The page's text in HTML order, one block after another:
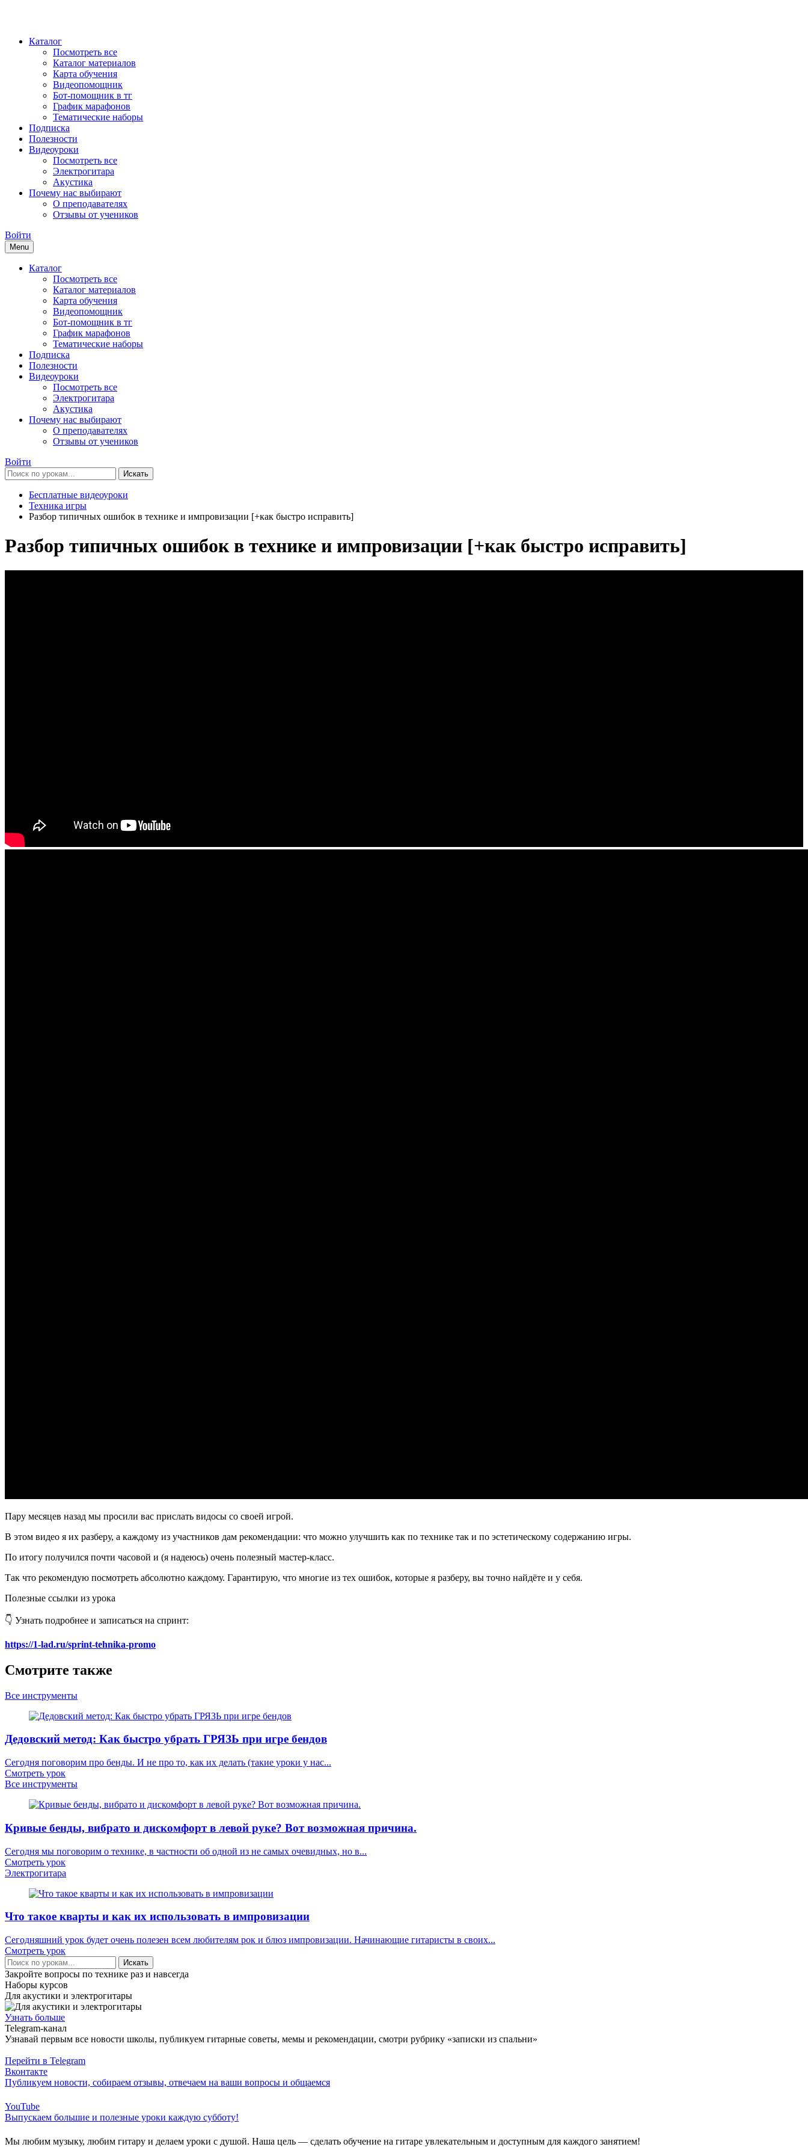
Каталог
Посмотреть все
Каталог материалов
Карта обучения
Видеопомощник
Бот-помощник в тг
График марафонов
Тематические наборы
Подписка
Полезности
Видеоуроки
Посмотреть все
Электрогитара
Акустика
Почему нас выбирают
О преподавателях
Отзывы от учеников
Войти
Menu
Каталог
Посмотреть все
Каталог материалов
Карта обучения
Видеопомощник
Бот-помощник в тг
График марафонов
Тематические наборы
Подписка
Полезности
Видеоуроки
Посмотреть все
Электрогитара
Акустика
Почему нас выбирают
О преподавателях
Отзывы от учеников
Войти
Искать
Бесплатные видеоуроки
Техника игры
Разбор типичных ошибок в технике и импровизации [+как быстро исправить]
Разбор типичных ошибок в технике и импровизации [+как быстро исправить]
Пару месяцев назад мы просили вас прислать видосы со своей игрой.
В этом видео я их разберу, а каждому из участников дам рекомендации: что можно улучшить как по технике так и по эстетическому содержанию игры.
По итогу получился почти часовой и (я надеюсь) очень полезный мастер-класс.
Так что рекомендую посмотреть абсолютно каждому. Гарантирую, что многие из тех ошибок, которые я разберу, вы точно найдёте и у себя.
Полезные ссылки из урока
👇 Узнать подробнее и записаться на спринт:
https://1-lad.ru/sprint-tehnika-promo
Смотрите также
Все инструменты
Дедовский метод: Как быстро убрать ГРЯЗЬ при игре бендов
Сегодня поговорим про бенды. И не про то, как их делать (такие уроки у нас...
Смотреть урок
Все инструменты
Кривые бенды, вибрато и дискомфорт в левой руке? Вот возможная причина.
Сегодня мы поговорим о технике, в частности об одной из не самых очевидных, но в...
Смотреть урок
Электрогитара
Что такое кварты и как их использовать в импровизации
Сегодняшний урок будет очень полезен всем любителям рок и блюз импровизации. Начинающие гитаристы в своих...
Смотреть урок
Искать
Закройте вопросы по технике раз и навсегда
Наборы курсов
Для акустики и электрогитары
Узнать больше
Telegram-канал
Узнавай первым все новости школы, публикуем гитарные советы, мемы и рекомендации, смотри рубрику «записки из спальни»
Перейти в Telegram
Вконтакте
Публикуем новости, собираем отзывы, отвечаем на ваши вопросы и общаемся
YouTube
Выпускаем большие и полезные уроки каждую субботу!
Мы любим музыку, любим гитару и делаем уроки с душой. Наша цель — сделать обучение на гитаре увлекательным и доступным для каждого занятием!